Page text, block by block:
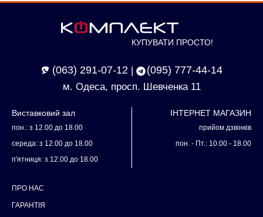
КУПУВАТИ ПРОСТО!
(063) 291-07-12 (095) 777-44-14
м. Одеса, просп. Шевченка 11
Виставковий зал
пон.: з 12.00 до 18.00
середа: з 12.00 до 18.00
п'ятниця: з 12.00 до 18.00
ІНТЕРНЕТ МАГАЗИН
прийом дзвінків
пон. - Пт.: 10.00 - 18.00
ПРО НАС
ГАРАНТІЯ